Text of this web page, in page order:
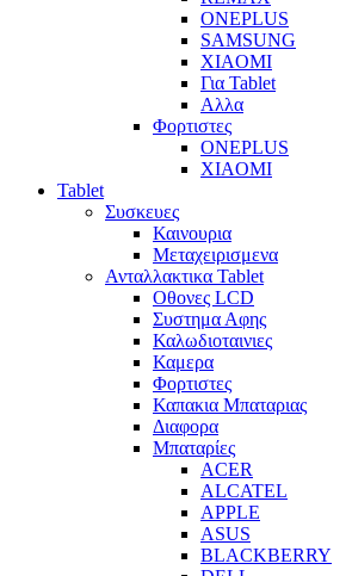
ONEPLUS
SAMSUNG
XIAOMI
Για Tablet
Αλλα
Φορτιστες
ONEPLUS
XIAOMI
Tablet
Συσκευες
Καινουρια
Μεταχειρισμενα
Ανταλλακτικα Tablet
Οθονες LCD
Συστημα Αφης
Καλωδιοταινιες
Καμερα
Φορτιστες
Καπακια Μπαταριας
Διαφορα
Μπαταρίες
ACER
ALCATEL
APPLE
ASUS
BLACKBERRY